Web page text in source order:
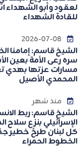
لعقود وأبو الشهداء
للقادة الشهداء
الشيخ قاسم: إمامنا
سره رعى الأمة بعين
مسارات عزتها بهدي
المحمدي الأصيل
منذ شهر
الشيخ قاسم: ربط
الإسرائيلي بنزع سلاح
كل لبنان طرحٌ خطير
الخطوط الحمراء